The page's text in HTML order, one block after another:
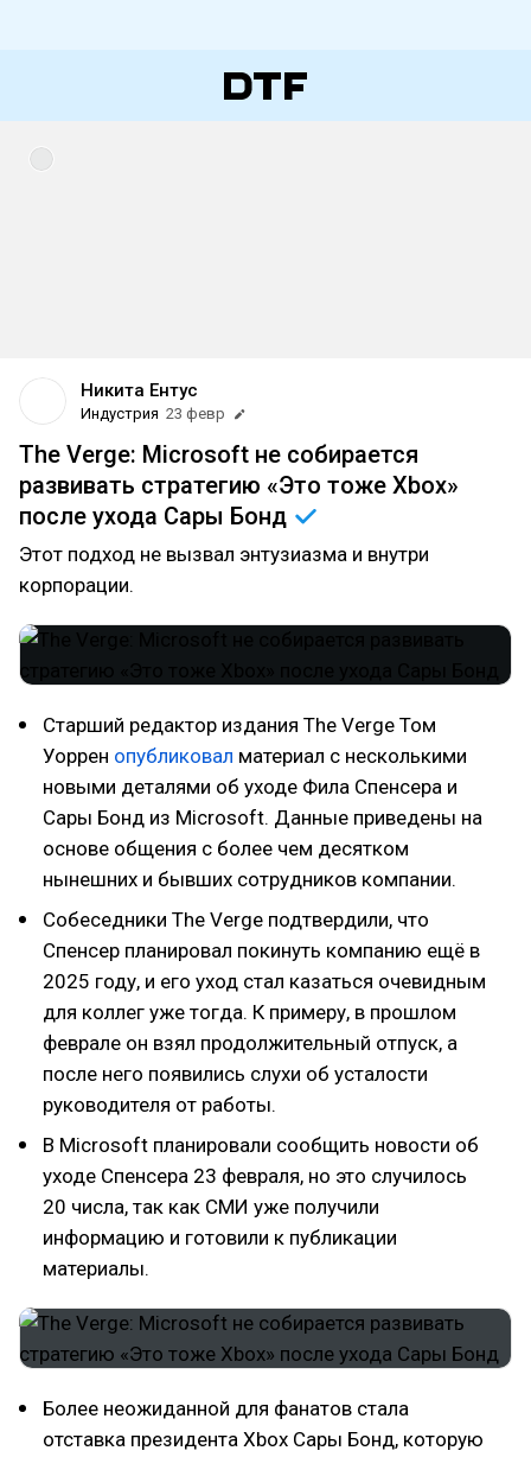
Никита Ентус
Индустрия 23 февр
The Verge: Microsoft не собирается
развивать стратегию «Это тоже Xbox»
после ухода Сары Бонд
Этот подход не вызвал энтузиазма и внутри
корпорации.
Старший редактор издания The Verge Том
Уоррен опубликовал материал с несколькими
новыми деталями об уходе Фила Спенсера и
Сары Бонд из Microsoft. Данные приведены на
основе общения с более чем десятком
нынешних и бывших сотрудников компании.
Собеседники The Verge подтвердили, что
Спенсер планировал покинуть компанию ещё в
2025 году, и его уход стал казаться очевидным
для коллег уже тогда. К примеру, в прошлом
феврале он взял продолжительный отпуск, а
после него появились слухи об усталости
руководителя от работы.
В Microsoft планировали сообщить новости об
уходе Спенсера 23 февраля, но это случилось
20 числа, так как СМИ уже получили
информацию и готовили к публикации
материалы.
Более неожиданной для фанатов стала
отставка президента Xbox Сары Бонд, которую